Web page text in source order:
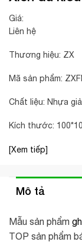
Giá:
Liên hệ
Thương hiệu: ZX
Mã sản phẩm:
Chất liệu: Nhựa
Kích thước:
[Xem tiếp]
Mô tả
Mẫu sản phẩm
TOP sản phẩm